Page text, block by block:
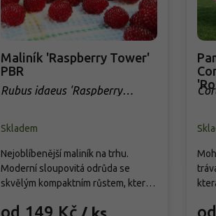
Maliník 'Raspberry Tower'
PBR
Rubus idaeus 'Raspberry
Skladem
Nejoblíbenější maliník na trhu.
Moderní sloupovitá odrůda se
skvělým kompaktním růstem, která
úrodu velkých, sladkých a